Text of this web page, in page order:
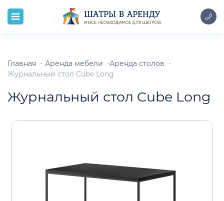
Главная Аренда мебели
Аренда столов
Журнальный стол Cube Long
Журнальный стол Cube Long